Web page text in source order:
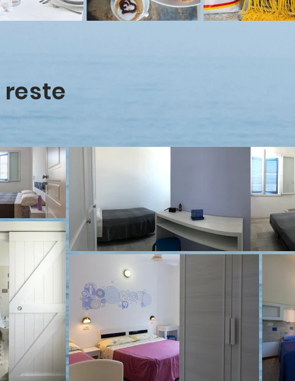
reste